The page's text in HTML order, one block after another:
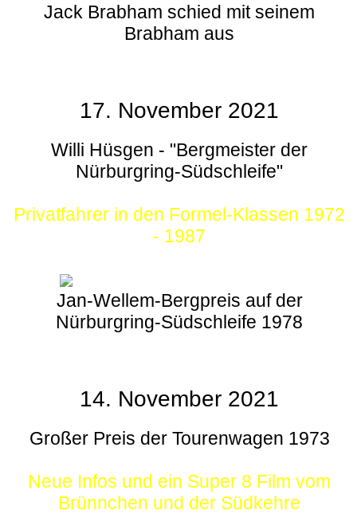
Jack Brabham schied mit seinem
Brabham aus
17. November 2021
Willi Hüsgen - "Bergmeister der
Nürburgring-Südschleife"
Privatfahrer in den Formel-Klassen 1972
- 1987
Jan-Wellem-Bergpreis auf der
Nürburgring-Südschleife 1978
14. November 2021
Großer Preis der Tourenwagen 1973
Neue Infos und ein Super 8 Film vom
Brünnchen und der Südkehre